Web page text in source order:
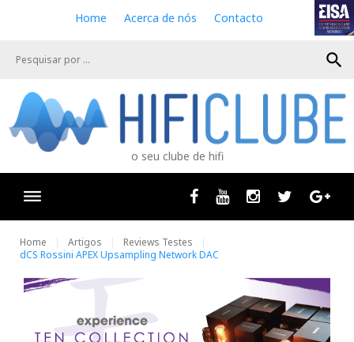
e
Home Acerca de nós Contacto
search
o seu clube de hifi
Facebook
Youtube InstagramTwitter
Home Artigos
Reviews Testes
dCS Rossini APEX Upsampling Network DAC